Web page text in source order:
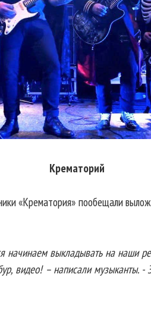
Крематорий
«Крематория» пообещали
начинаем выкладывать на наши
видео! – написали музыканты. -